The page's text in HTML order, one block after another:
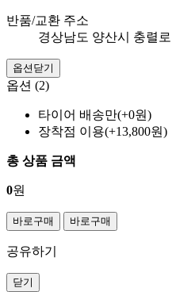
반품/교환 주소
경상남도 양산시 충렬
옵션닫기
옵션 (2)
타이어 배송만(+0원)
장착점 이용(+13,800원)
총 상품 금액
0원
바로구매 바로구매
공유하기
닫기